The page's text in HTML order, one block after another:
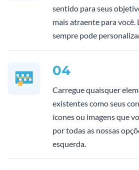
sentido para seus
mais atraente para você.
sempre pode
04
Carregue quaisquer
existentes como seus
ícones ou imagens que
por todas as nossas
esquerda.